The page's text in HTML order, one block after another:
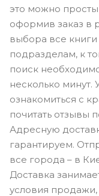
это можно
оформив заказ в
выбора все
подразделам, к
поиск
несколько минут.
ознакомиться с
почитать отзывы
Адресную
гарантируем.
все города – в
Доставка
условия